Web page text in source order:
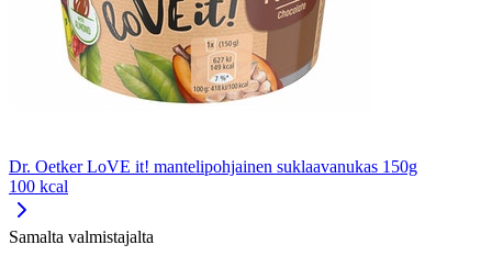
Dr. Oetker LoVE it! mantelipohjainen suklaavanukas 150g
100 kcal
Samalta valmistajalta